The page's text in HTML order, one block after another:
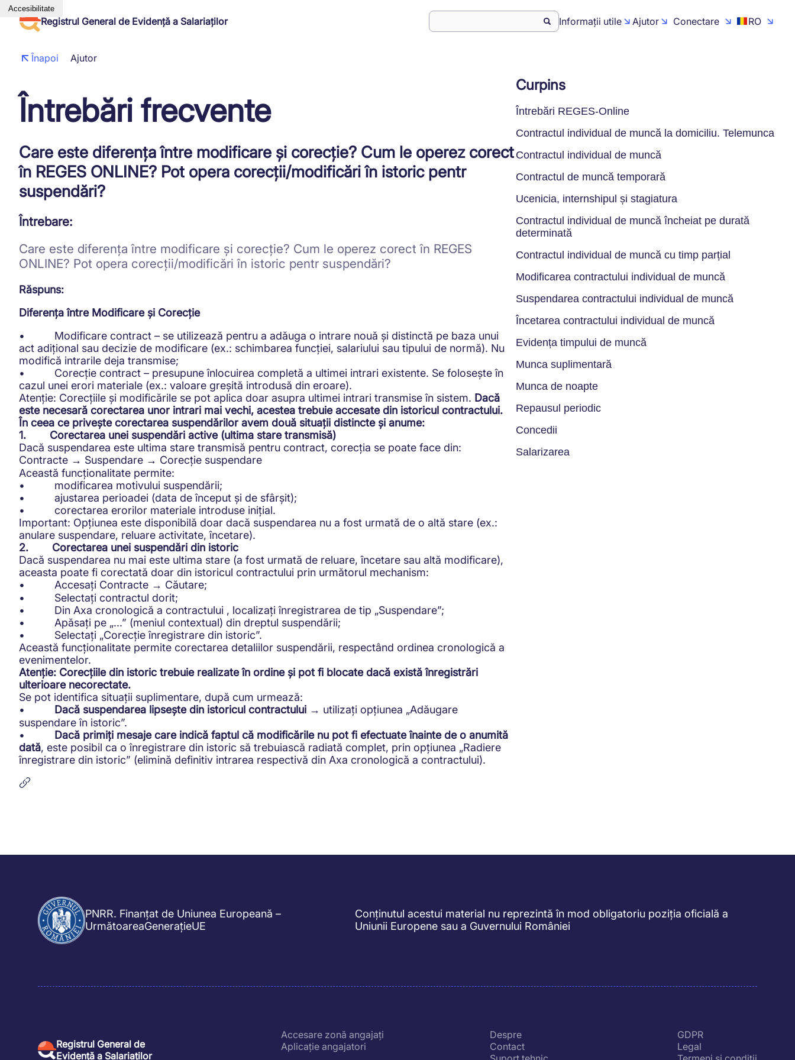
Registrul General de Evidență a Salariaților Informații utile Ajutor Conectare RO
Înapoi Ajutor
Accesibilitate
Întrebări frecvente
Care este diferența între modificare și corecție? Cum le operez corect
în REGES ONLINE? Pot opera corecții/modificări în istoric pentr
suspendări?
Întrebare:
Care este diferența între modificare și corecție? Cum le operez corect în REGES
ONLINE? Pot opera corecții/modificări în istoric pentr suspendări?
Răspuns:
Diferența între Modificare și Corecție
• Modificare contract – se utilizează pentru a adăuga o intrare nouă și distinctă pe baza unui
act adițional sau decizie de modificare (ex.: schimbarea funcției, salariului sau tipului de normă). Nu
modifică intrarile deja transmise;
• Corecție contract – presupune înlocuirea completă a ultimei intrari existente. Se folosește în
cazul unei erori materiale (ex.: valoare greșită introdusă din eroare).
Atenție: Corecțiile și modificările se pot aplica doar asupra ultimei intrari transmise în sistem. Dacă
este necesară corectarea unor intrari mai vechi, acestea trebuie accesate din istoricul contractului.
În ceea ce privește corectarea suspendărilor avem două situații distincte și anume:
1. Corectarea unei suspendări active (ultima stare transmisă)
Dacă suspendarea este ultima stare transmisă pentru contract, corecția se poate face din:
Contracte → Suspendare → Corecție suspendare
Această funcționalitate permite:
• modificarea motivului suspendării;
• ajustarea perioadei (data de început și de sfârșit);
• corectarea erorilor materiale introduse inițial.
Important: Opțiunea este disponibilă doar dacă suspendarea nu a fost urmată de o altă stare (ex.:
anulare suspendare, reluare activitate, încetare).
2. Corectarea unei suspendări din istoric
Dacă suspendarea nu mai este ultima stare (a fost urmată de reluare, încetare sau altă modificare),
aceasta poate fi corectată doar din istoricul contractului prin următorul mechanism:
• Accesați Contracte → Căutare;
• Selectați contractul dorit;
• Din Axa cronologică a contractului , localizați înregistrarea de tip „Suspendare”;
• Apăsați pe „...” (meniul contextual) din dreptul suspendării;
• Selectați „Corecție înregistrare din istoric”.
Această funcționalitate permite corectarea detaliilor suspendării, respectând ordinea cronologică a
evenimentelor.
Atenție: Corecțiile din istoric trebuie realizate în ordine și pot fi blocate dacă există înregistrări
ulterioare necorectate.
Se pot identifica situații suplimentare, după cum urmează:
•
Dacă suspendarea lipsește din istoricul contractului → utilizați opțiunea „Adăugare
suspendare în istoric”.
•
Dacă primiți mesaje care indică faptul că modificările nu pot fi efectuate înainte de o anumită
dată, este posibil ca o înregistrare din istoric să trebuiască radiată complet, prin opțiunea „Radiere
înregistrare din istoric” (elimină definitiv intrarea respectivă din Axa cronologică a contractului).
Curpins
Întrebări REGES-Online
Contractul individual de muncă la domiciliu. Telemunca
Contractul individual de muncă
Contractul de muncă temporară
Ucenicia, internshipul și stagiatura
Contractul individual de muncă încheiat pe durată
determinată
Contractul individual de muncă cu timp parțial
Modificarea contractului individual de muncă
Suspendarea contractului individual de muncă
Încetarea contractului individual de muncă
Evidența timpului de muncă
Munca suplimentară
Munca de noapte
Repausul periodic
Concedii
Salarizarea
PNRR. Finanțat de Uniunea Europeană –
UrmătoareaGenerațieUE
Conținutul acestui material nu reprezintă în mod obligatoriu poziția oficială a
Uniunii Europene sau a Guvernului României
Registrul General de
Evidență a Salariaților
Accesare zonă angajați
Aplicație angajatori
Despre
Contact
GDPR
Legal